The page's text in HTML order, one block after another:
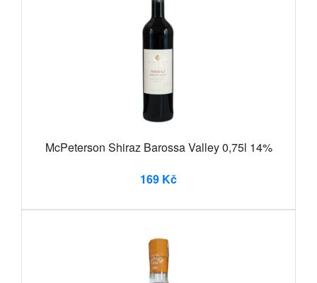
McPeterson Shiraz Barossa Valley 0,75l 14%
169 Kč